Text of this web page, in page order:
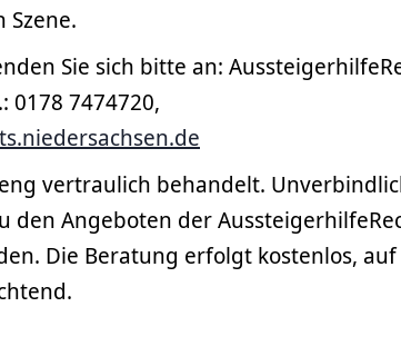
Sie sich bitte an:
0178 7474720,
vertraulich behandelt.
den Angeboten der
Die Beratung erfolgt kostenlos,